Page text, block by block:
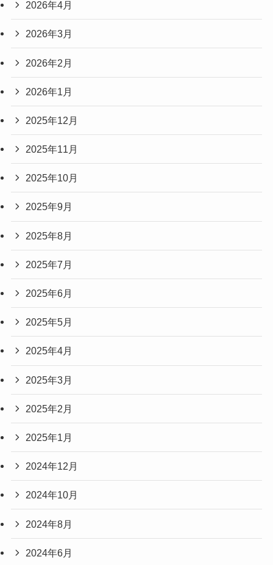
2026年4月
2026年3月
2026年2月
2026年1月
2025年12月
2025年11月
2025年10月
2025年9月
2025年8月
2025年7月
2025年6月
2025年5月
2025年4月
2025年3月
2025年2月
2025年1月
2024年12月
2024年10月
2024年8月
2024年6月